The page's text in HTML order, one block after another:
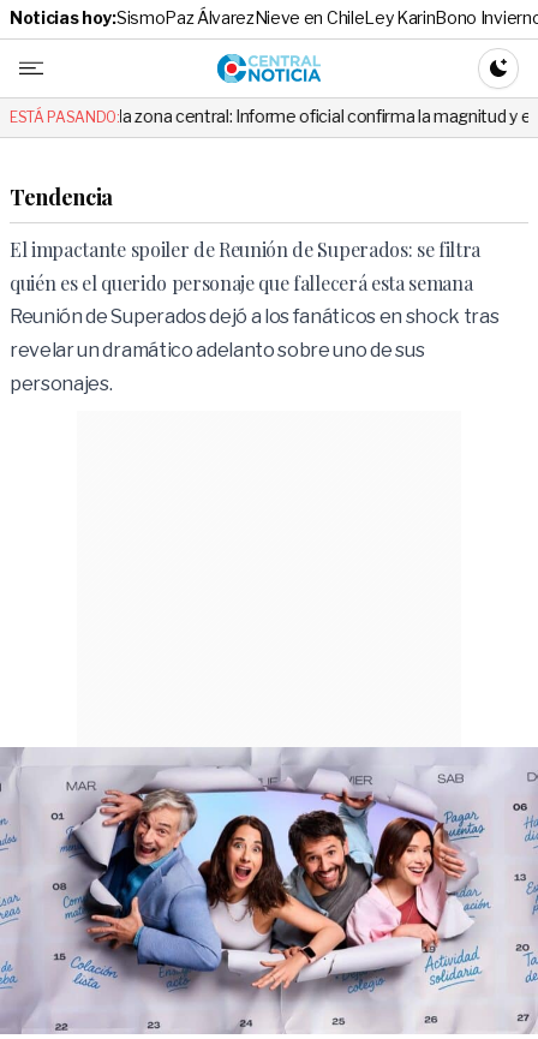
Noticias hoy:SismoPaz ÁlvarezNieve en ChileLey KarinBono
Central
ESTÁ PASANDO:
la zona central: Informe oficial confirma la magnitud y el origen del
Tendencia
El impactante spoiler de Reunión de Superados: se filtra
quién es el querido personaje que fallecerá esta semana
Reunión de Superados dejó a los fanáticos en shock tras
revelar un dramático adelanto sobre uno de sus
personajes.